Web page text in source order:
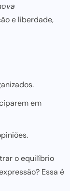
e liberdade,
em
o equilíbrio
Essa é